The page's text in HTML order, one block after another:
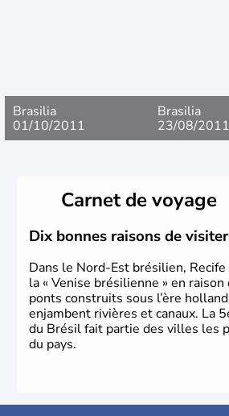
Brasilia
01/10/2011
Brasilia
23/08/2011
Carnet de voyage
Dix bonnes raisons de
Dans le Nord-Est brésilien,
la « Venise brésilienne » en
ponts construits sous l’ère
enjambent rivières et canaux. La
du Brésil fait partie des villes les
du pays.